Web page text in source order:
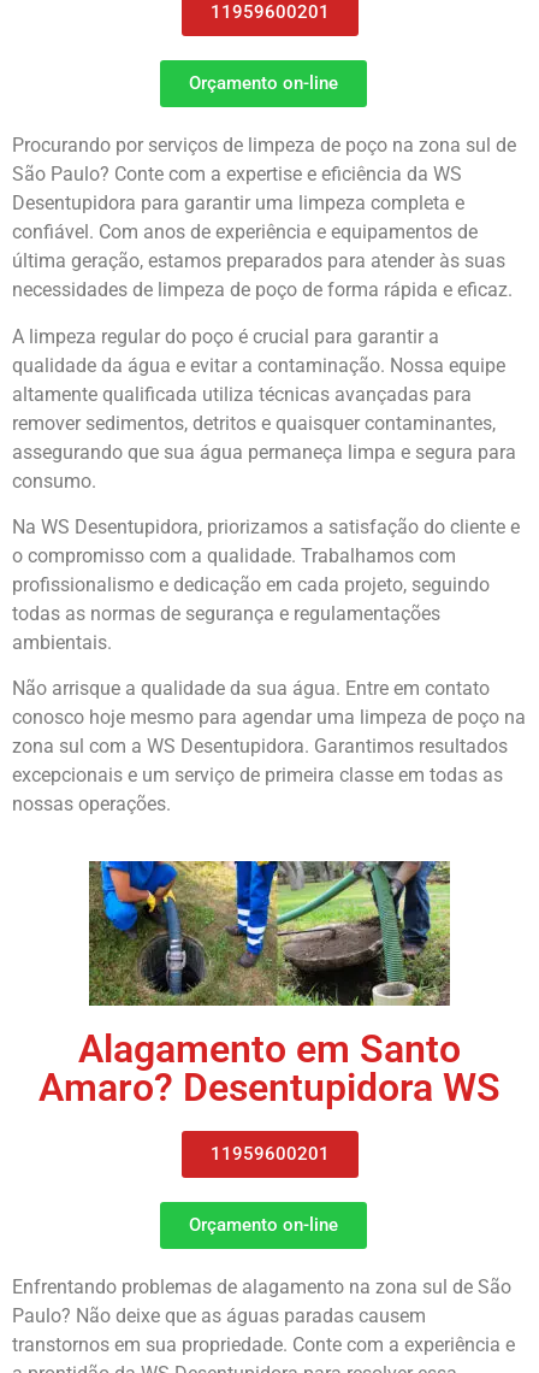
11959600201
Orçamento on-line
Procurando por serviços de limpeza de poço na zona sul de
São Paulo? Conte com a expertise e eficiência da WS
Desentupidora para garantir uma limpeza completa e
confiável. Com anos de experiência e equipamentos de
última geração, estamos preparados para atender às suas
necessidades de limpeza de poço de forma rápida e eficaz.
A limpeza regular do poço é crucial para garantir a
qualidade da água e evitar a contaminação. Nossa equipe
altamente qualificada utiliza técnicas avançadas para
remover sedimentos, detritos e quaisquer contaminantes,
assegurando que sua água permaneça limpa e segura para
consumo.
Na WS Desentupidora, priorizamos a satisfação do cliente e
o compromisso com a qualidade. Trabalhamos com
profissionalismo e dedicação em cada projeto, seguindo
todas as normas de segurança e regulamentações
ambientais.
Não arrisque a qualidade da sua água. Entre em contato
conosco hoje mesmo para agendar uma limpeza de poço na
zona sul com a WS Desentupidora. Garantimos resultados
excepcionais e um serviço de primeira classe em todas as
nossas operações.
Alagamento em Santo
Amaro? Desentupidora WS
11959600201
Orçamento on-line
Enfrentando problemas de alagamento na zona sul de São
Paulo? Não deixe que as águas paradas causem
transtornos em sua propriedade. Conte com a experiência e